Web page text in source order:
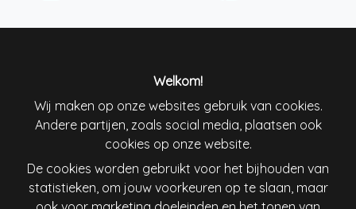
Ireland Italiana
Lietuva Magyarország
Welkom!
Wij maken op onze websites gebruik van cookies.
Andere partijen, zoals social media, plaatsen ook
cookies op onze website.
De cookies worden gebruikt voor het bijhouden van
statistieken, om jouw voorkeuren op te slaan, maar